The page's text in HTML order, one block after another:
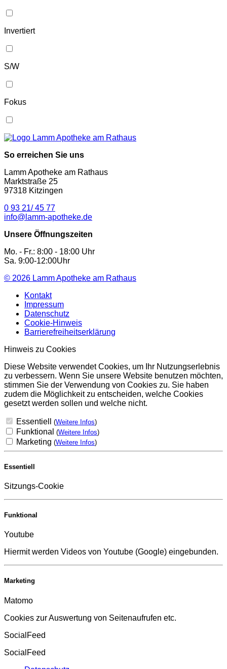
Invertiert
S/W
Fokus
So erreichen Sie uns
Lamm Apotheke am Rathaus
Marktstraße 25
97318 Kitzingen
0 93 21/ 45 77
info@lamm-apotheke.de
Unsere Öffnungszeiten
Mo. - Fr.: 8:00 - 18:00 Uhr
Sa. 9:00-12:00Uhr
© 2026 Lamm Apotheke am Rathaus
Kontakt
Impressum
Datenschutz
Cookie-Hinweis
Barrierefreiheitserklärung
Hinweis zu Cookies
Diese Website verwendet Cookies, um Ihr Nutzungserlebnis
zu verbessern. Wenn Sie unsere Website benutzen möchten,
stimmen Sie der Verwendung von Cookies zu. Sie haben
zudem die Möglichkeit zu entscheiden, welche Cookies
gesetzt werden sollen und welche nicht.
Essentiell (Weitere Infos)
Funktional (Weitere Infos)
Marketing (Weitere Infos)
Essentiell
Sitzungs-Cookie
Funktional
Youtube
Hiermit werden Videos von Youtube (Google) eingebunden.
Marketing
Matomo
Cookies zur Auswertung von Seitenaufrufen etc.
SocialFeed
SocialFeed